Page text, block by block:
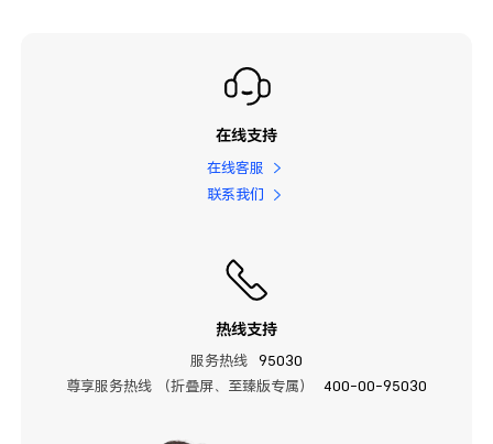
在线支持
在线客服
联系我们
热线支持
服务热线
95030
尊享服务热线 （折叠屏、至臻版专属）
400-00-95030